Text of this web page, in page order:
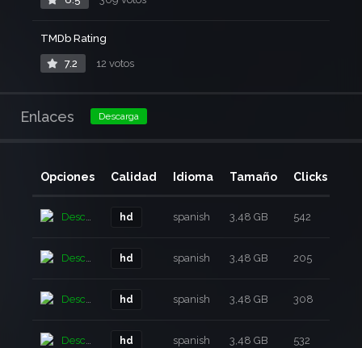
TMDb Rating
7.2 12 votos
Enlaces Descarga
Opciones Calidad Idioma Tamaño Clicks
Descarga hd spanish 3,48 GB 542
Descarga hd spanish 3,48 GB 205
Descarga hd spanish 3,48 GB 308
Descarga hd spanish 3,48 GB 532